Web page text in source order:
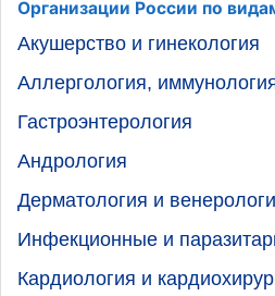
Организации России по
Акушерство и гинекология
Аллергология,
Гастроэнтерология
Андрология
Дерматология и
Инфекционные и
Кардиология и